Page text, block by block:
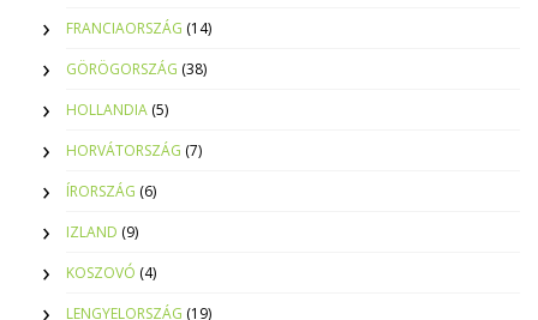
FRANCIAORSZÁG (14)
GÖRÖGORSZÁG (38)
HOLLANDIA (5)
HORVÁTORSZÁG (7)
ÍRORSZÁG (6)
IZLAND (9)
KOSZOVÓ (4)
LENGYELORSZÁG (19)